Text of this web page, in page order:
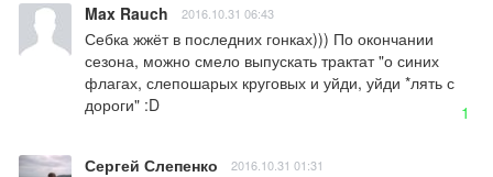
Max Rauch 2016.10.31 06:43
Себка жжёт в последних гонках))) По окончании
сезона, можно смело выпускать трактат "о синих
флагах, слепошарых круговых и уйди, уйди *лять с
дороги" :D
1
Сергей Слепенко 2016.10.31 01:31